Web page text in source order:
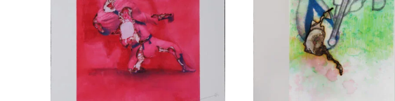
Akira Inumaru – Kata
Akira Inumaru –
Allumette de Magritte
2/8